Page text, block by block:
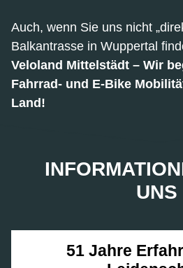
Auch, wenn Sie uns nicht
Balkantrasse in Wuppertal
Veloland Mittelstädt – Wir
Fahrrad- und E-Bike
Land!
UNS
51 Jahre